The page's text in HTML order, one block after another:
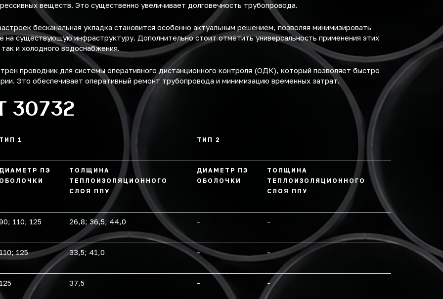
веществ. Это существенно увеличивает долговечность трубопровода.
бесканальная укладка становится особенно актуальным решением, позволяя минимизировать
на существующую инфраструктуру. Дополнительно стоит отметить универсальность применения этих
и холодного водоснабжения.
проводник для системы оперативного дистанционного контроля (ОДК), который позволяет быстро
Это обеспечивает оперативный ремонт трубопровода и минимизацию временных затрат.
30732
1 ТИП 2
ПЭ
ТОЛЩИНА
ТЕПЛОИЗОЛЯЦИОННОГО
СЛОЯ ППУ
ДИАМЕТР ПЭ
ОБОЛОЧКИ
ТОЛЩИНА
ТЕПЛОИЗОЛЯЦИОННОГО
СЛОЯ ППУ
110; 125 26,8; 36,5; 44,0 - -
125 33,5; 41,0 - -
37,5 - -